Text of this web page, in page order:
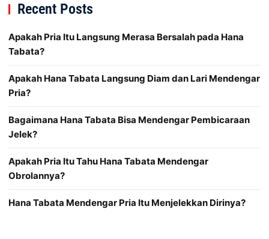
Recent Posts
Apakah Pria Itu Langsung Merasa Bersalah pada Hana
Tabata?
Apakah Hana Tabata Langsung Diam dan Lari Mendengar
Pria?
Bagaimana Hana Tabata Bisa Mendengar Pembicaraan
Jelek?
Apakah Pria Itu Tahu Hana Tabata Mendengar
Obrolannya?
Hana Tabata Mendengar Pria Itu Menjelekkan Dirinya?